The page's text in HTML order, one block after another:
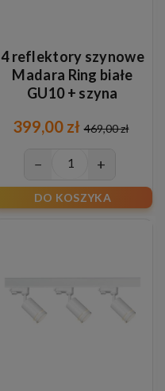
4 reflektory szynowe
Madara Ring białe
GU10 + szyna
399,00 zł 469,00 zł
− +
DO KOSZYKA